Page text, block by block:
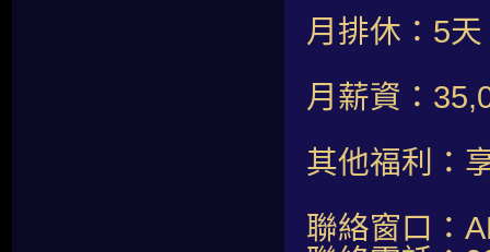
月排休：5天
月薪資：
其他福利：
聯絡窗口：